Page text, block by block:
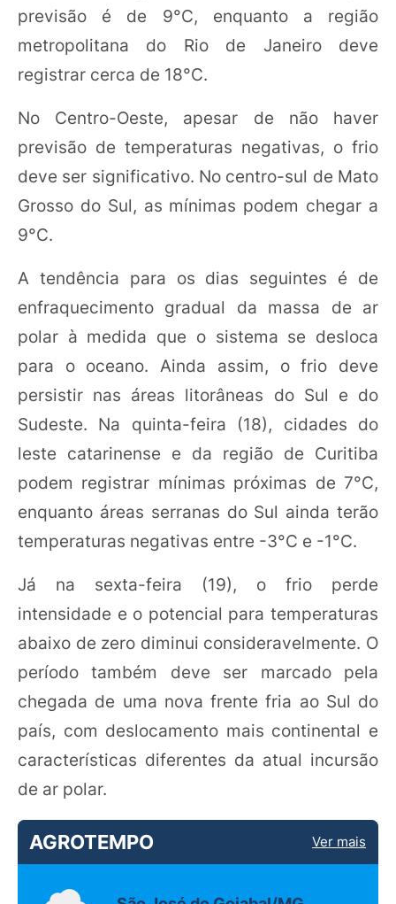
previsão é de 9°C, enquanto a região
metropolitana do Rio de Janeiro deve
registrar cerca de 18°C.
No Centro-Oeste, apesar de não haver
previsão de temperaturas negativas, o frio
deve ser significativo. No centro-sul de Mato
Grosso do Sul, as mínimas podem chegar a
9°C.
A tendência para os dias seguintes é de
enfraquecimento gradual da massa de ar
polar à medida que o sistema se desloca
para o oceano. Ainda assim, o frio deve
persistir nas áreas litorâneas do Sul e do
Sudeste. Na quinta-feira (18), cidades do
leste catarinense e da região de Curitiba
podem registrar mínimas próximas de 7°C,
enquanto áreas serranas do Sul ainda terão
temperaturas negativas entre -3°C e -1°C.
Já na sexta-feira (19), o frio perde
intensidade e o potencial para temperaturas
abaixo de zero diminui consideravelmente. O
período também deve ser marcado pela
chegada de uma nova frente fria ao Sul do
país, com deslocamento mais continental e
características diferentes da atual incursão
de ar polar.
AGROTEMPO Ver mais